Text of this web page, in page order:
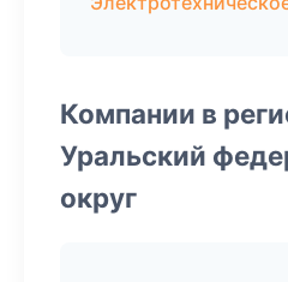
Компании в
Уральский
округ